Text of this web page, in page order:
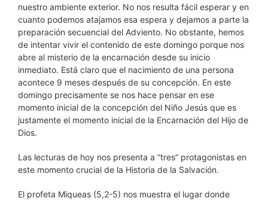
nuestro ambiente exterior. No nos resulta fácil esperar y en
cuanto podemos atajamos esa espera y dejamos a parte la
preparación secuencial del Adviento. No obstante, hemos
de intentar vivir el contenido de este domingo porque nos
abre al misterio de la encarnación desde su inicio
inmediato. Está claro que el nacimiento de una persona
acontece 9 meses después de su concepción. En este
domingo precisamente se nos hace pensar en ese
momento inicial de la concepción del Niño Jesús que es
justamente el momento inicial de la Encarnación del Hijo de
Dios.
Las lecturas de hoy nos presenta a “tres” protagonistas en
este momento crucial de la Historia de la Salvación.
El profeta Miqueas (5,2-5) nos muestra el lugar donde